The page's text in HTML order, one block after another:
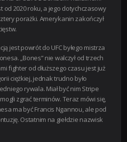
od 2020 roku, a jego dotychczasowy
porażki. Amerykanin zakończył
jest powrót do UFC byłego mistrza
„Bones” nie walczył od trzech
fighter od dłuższego czasu jest już
ciężkiej, jednak trudno było
rywala. Miał być nim Stripe
zgrać terminów. Teraz mówi się,
ma być Francis Ngannou, ale pod
Ostatnim na giełdzie nazwisk